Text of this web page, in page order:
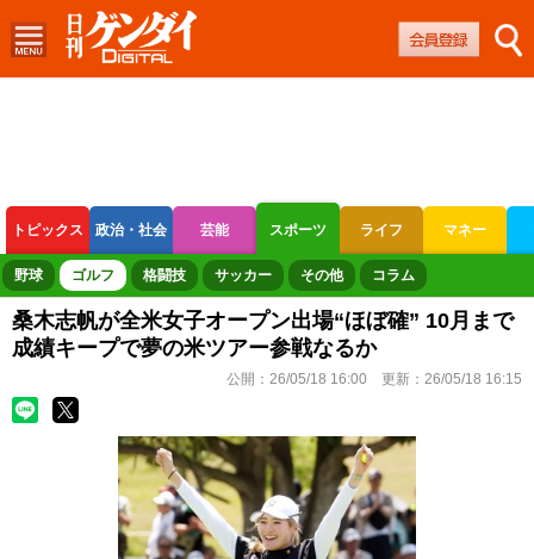
トピックス 政治・社会 芸能 スポーツ ライフ マネー
ボートレース 競輪 オートレース
野球 ゴルフ 格闘技 サッカー その他 コラム
桑木志帆が全米女子オープン出場“ほぼ確” 10月まで
成績キープで夢の米ツアー参戦なるか
公開： 26/05/18 16:00 更新： 26/05/18 16:15